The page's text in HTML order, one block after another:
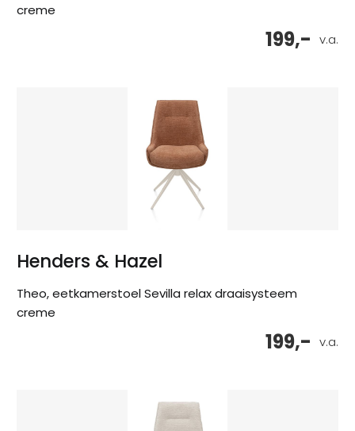
creme
v.a.
199,-
Henders & Hazel
Theo, eetkamerstoel Sevilla relax draaisysteem
creme
v.a.
199,-